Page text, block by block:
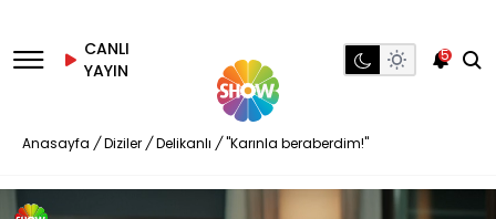
CANLI
YAYIN
5
Anasayfa / Diziler / Delikanlı / "Karınla beraberdim!"